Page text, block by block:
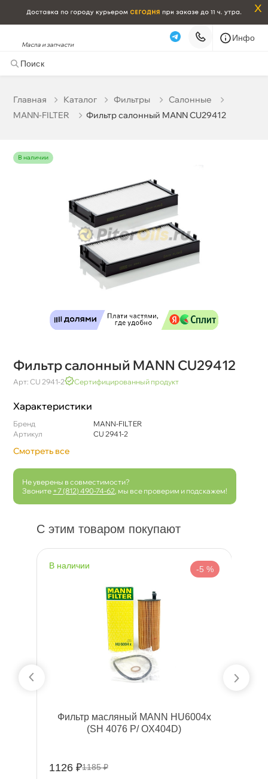
x
Масла и запчасти
Инфо
Главная Катало Фильтры
Салонные
MANN-FILTER
Фильтр салонный MANN CU29412
наличии
Фильтр салонный MANN CU29412
Арт: CU 2941-2 Сертифицированный продукт
Характеристики
Бренд
MANN-FILTER
Артикул
CU 2941-2
Смотреть все
Не уверены в совместимости?
Звоните +7 (812) 490-74-62 , мы все проверим и подскажем!
С этим товаром покупают
наличии -5 %
Фильтр масляный MANN HU6004x
(SH 4076 P/ OX404D)
1126 ₽1185 ₽
Карта Список